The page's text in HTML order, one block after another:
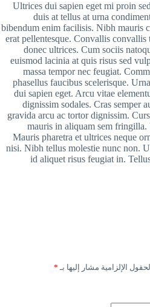
Ultrices dui sapien eget mi proin
duis at tellus at urna
bibendum enim facilisis. Nibh mauris
erat pellentesque. Convallis
donec ultrices. Cum sociis
euismod lacinia at quis risus sed
massa tempor nec feugiat.
phasellus faucibus scelerisque.
dui sapien eget. Arcu vitae
dignissim sodales. Cras semper
gravida arcu ac tortor dignissim.
mauris in aliquam sem
Mauris pharetra et ultrices neque
nisi. Nibh tellus molestie nunc non.
id aliquet risus feugiat in.
الحقول الإلزامية مشار إليها بـ *